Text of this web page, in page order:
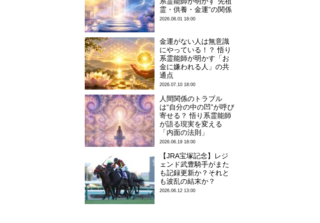
霊・供養・金運”の関係
2026.08.01 18:00
金運がない人は無意識
にやっている！？ 悟り
系霊能師が明かす「お
金に嫌われる人」の共
通点
2026.07.10 18:00
人間関係のトラブル
は“自分の中の凹”が呼び
寄せる？ 悟り系霊能師
が語る現実を変える
「内面の法則」
2026.06.19 18:00
【JRA宝塚記念】レジ
ェンド武豊騎手がまた
も記録更新か？それと
も波乱の結末か？
2026.06.12 13:00